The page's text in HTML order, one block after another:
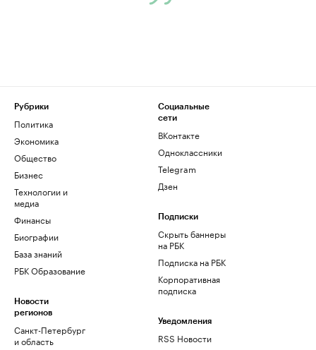
Рубрики
Политика
Экономика
Общество
Бизнес
Технологии и
медиа
Финансы
Биографии
База знаний
РБК Образование
Новости
регионов
Санкт-Петербург
и область
Социальные
сети
ВКонтакте
Одноклассники
Telegram
Дзен
Подписки
Скрыть баннеры
на РБК
Подписка на РБК
Корпоративная
подписка
Уведомления
RSS Новости